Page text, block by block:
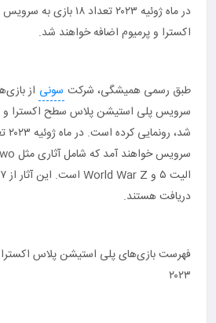
در ماه ژوئیه ۲۰۲۳
اکسترا و پرمیوم اضافه خواهند شد.
طبق رسمی همیشگی، شرکت سونی از
سرویس پلی استیشن پلاس سطح اکسترا و
دریافت هستند.
فهرست بازی‌های پلی استیشن پلاس اکسترا
۲۰۲۳